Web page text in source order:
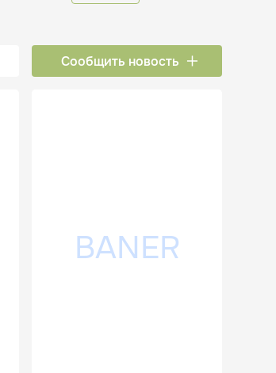
Сообщить новость